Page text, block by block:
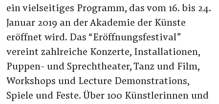
ein vielseitiges Programm, das vom 16. bis 24.
Januar 2019 an der Akademie der Künste
eröffnet wird. Das “Eröffnungsfestival”
vereint zahlreiche Konzerte, Installationen,
Puppen- und Sprechtheater, Tanz und Film,
Workshops und Lecture Demonstrations,
Spiele und Feste. Über 100 Künstlerinnen und